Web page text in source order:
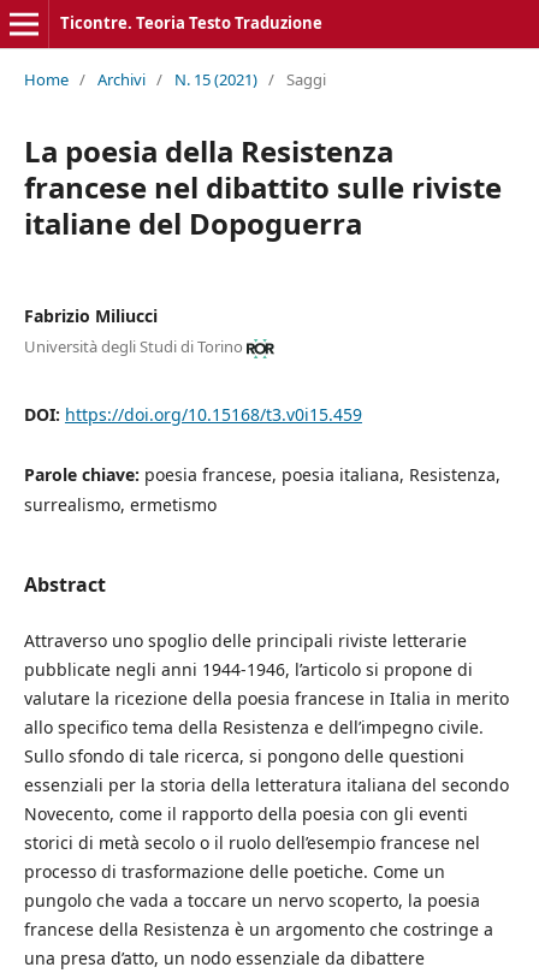
Ticontre. Teoria Testo Traduzione
Home / Archivi / N. 15 (2021) / Saggi
La poesia della Resistenza
francese nel dibattito sulle riviste
italiane del Dopoguerra
Fabrizio Miliucci
Università degli Studi di Torino
DOI: https://doi.org/10.15168/t3.v0i15.459
Parole chiave: poesia francese, poesia italiana, Resistenza,
surrealismo, ermetismo
Abstract
Attraverso uno spoglio delle principali riviste letterarie
pubblicate negli anni 1944-1946, l’articolo si propone di
valutare la ricezione della poesia francese in Italia in merito
allo specifico tema della Resistenza e dell’impegno civile.
Sullo sfondo di tale ricerca, si pongono delle questioni
essenziali per la storia della letteratura italiana del secondo
Novecento, come il rapporto della poesia con gli eventi
storici di metà secolo o il ruolo dell’esempio francese nel
processo di trasformazione delle poetiche. Come un
pungolo che vada a toccare un nervo scoperto, la poesia
francese della Resistenza è un argomento che costringe a
una presa d’atto, un nodo essenziale da dibattere